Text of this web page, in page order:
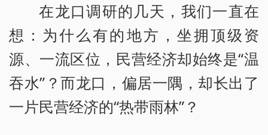
在龙口调研的几天，我们一直在
想：为什么有的地方，坐拥顶级资
源、一流区位，民营经济却始终是“温
吞水”？而龙口，偏居一隅，却长出了
一片民营经济的“热带雨林”？